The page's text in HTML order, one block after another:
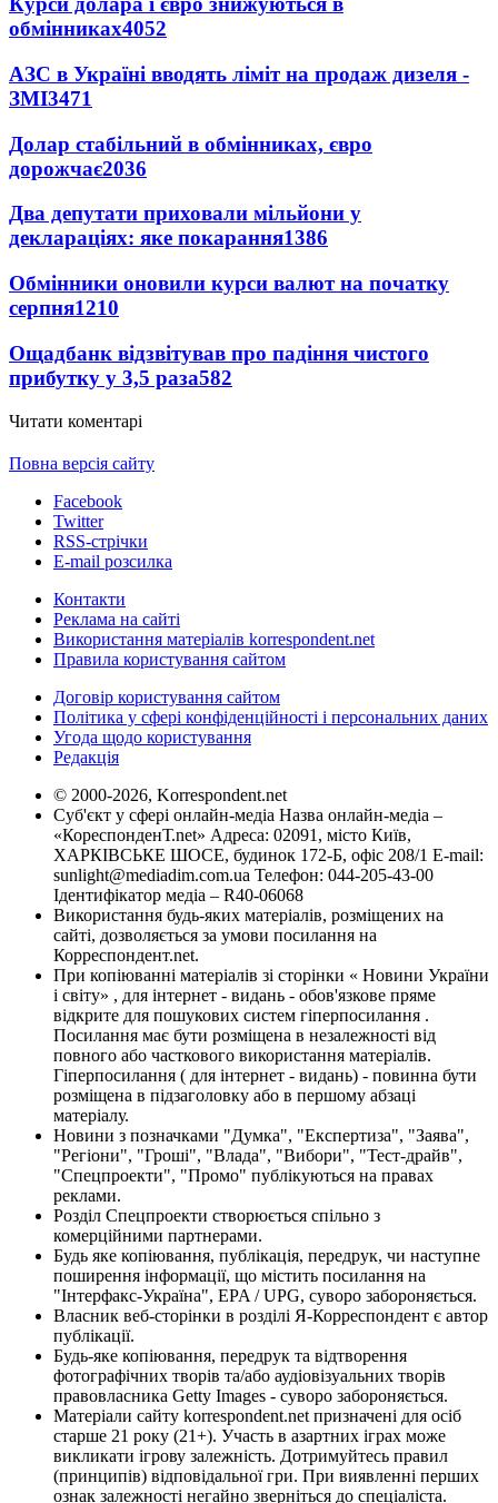
обмінниках4052
АЗС в Україні вводять ліміт на продаж дизеля -
ЗМІ3471
Долар стабільний в обмінниках, євро
дорожчає2036
Два депутати приховали мільйони у
деклараціях: яке покарання1386
Обмінники оновили курси валют на початку
серпня1210
Ощадбанк відзвітував про падіння чистого
прибутку у 3,5 раза582
Читати коментарі
Повна версія сайту
Facebook
Twitter
RSS-стрічки
E-mail розсилка
Контакти
Реклама на сайті
Використання матеріалів korrespondent.net
Правила користування сайтом
Договір користування сайтом
Політика у сфері конфіденційності і персональних даних
Угода щодо користування
Редакція
© 2000-2026, Korrespondent.net
Суб'єкт у сфері онлайн-медіа Назва онлайн-медіа –
«КореспонденТ.net» Адреса: 02091, місто Київ,
ХАРКІВСЬКЕ ШОСЕ, будинок 172-Б, офіс 208/1 E-mail:
sunlight@mediadim.com.ua Телефон: 044-205-43-00
Ідентифікатор медіа – R40-06068
Використання будь-яких матеріалів, розміщених на
сайті, дозволяється за умови посилання на
Корреспондент.net.
При копіюванні матеріалів зі сторінки « Новини України
і світу» , для інтернет - видань - обов'язкове пряме
відкрите для пошукових систем гіперпосилання .
Посилання має бути розміщена в незалежності від
повного або часткового використання матеріалів.
Гіперпосилання ( для інтернет - видань) - повинна бути
розміщена в підзаголовку або в першому абзаці
матеріалу.
Новини з позначками "Думка", "Експертиза", "Заява",
"Регіони", "Гроші", "Влада", "Вибори", "Тест-драйв",
"Спецпроекти", "Промо" публікуються на правах
реклами.
Розділ Спецпроекти створюється спільно з
комерційними партнерами.
Будь яке копіювання, публікація, передрук, чи наступне
поширення інформації, що містить посилання на
"Інтерфакс-Україна", EPA / UPG, суворо забороняється.
Власник веб-сторінки в розділі Я-Корреспондент є автор
публікації.
Будь-яке копіювання, передрук та відтворення
фотографічних творів та/або аудіовізуальних творів
правовласника Getty Images - суворо забороняється.
Матеріали сайту korrespondent.net призначені для осіб
старше 21 року (21+). Участь в азартних іграх може
викликати ігрову залежність. Дотримуйтесь правил
(принципів) відповідальної гри. При виявленні перших
ознак залежності негайно зверніться до спеціаліста.